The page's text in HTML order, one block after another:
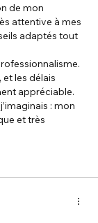
de mon
attentive à mes
adaptés tout
les délais
appréciable.
: mon
et très